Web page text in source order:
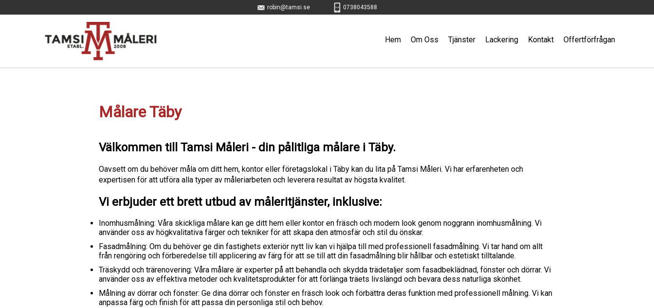
robin@tamsi.se 0738043588
Hem Om Oss Tjänster Lackering Kontakt Offertförfrågan
Målare Täby
Välkommen till Tamsi Måleri - din pålitliga målare i Täby.
Oavsett om du behöver måla om ditt hem, kontor eller företagslokal i Täby kan du lita på Tamsi Måleri. Vi har erfarenheten och
expertisen för att utföra alla typer av måleriarbeten och leverera resultat av högsta kvalitet.
Vi erbjuder ett brett utbud av måleritjänster, inklusive:
Inomhusmålning: Våra skickliga målare kan ge ditt hem eller kontor en fräsch och modern look genom noggrann inomhusmålning. Vi
använder oss av högkvalitativa färger och tekniker för att skapa den atmosfär och stil du önskar.
Fasadmålning: Om du behöver ge din fastighets exteriör nytt liv kan vi hjälpa till med professionell fasadmålning. Vi tar hand om allt
från rengöring och förberedelse till applicering av färg för att se till att din fasadmålning blir hållbar och estetiskt tilltalande.
Träskydd och trärenovering: Våra målare är experter på att behandla och skydda trädetaljer som fasadbeklädnad, fönster och dörrar. Vi
använder oss av effektiva metoder och kvalitetsprodukter för att förlänga träets livslängd och bevara dess naturliga skönhet.
Målning av dörrar och fönster: Ge dina dörrar och fönster en fräsch look och förbättra deras funktion med professionell målning. Vi kan
anpassa färg och finish för att passa din personliga stil och behov.